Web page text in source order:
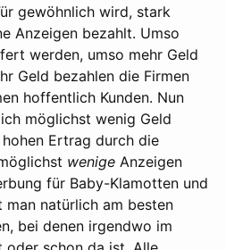
gewöhnlich wird, stark
Anzeigen bezahlt. Umso
werden, umso mehr Geld
Geld bezahlen die Firmen
hoffentlich Kunden. Nun
möglichst wenig Geld
Ertrag durch die
wenige Anzeigen
für Baby-Klamotten und
natürlich am besten
bei denen irgendwo im